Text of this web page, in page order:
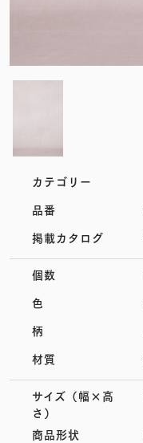
カテゴリー
品番
掲載カタログ
個数
色
柄
材質
サイズ （幅×高
さ）
商品形状